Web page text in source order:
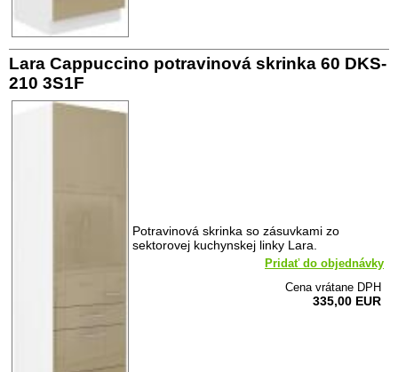
Lara Cappuccino potravinová skrinka 60 DKS-
210 3S1F
Potravinová skrinka so zásuvkami zo
sektorovej kuchynskej linky Lara.
Pridať do objednávky
Cena vrátane DPH
335,00 EUR